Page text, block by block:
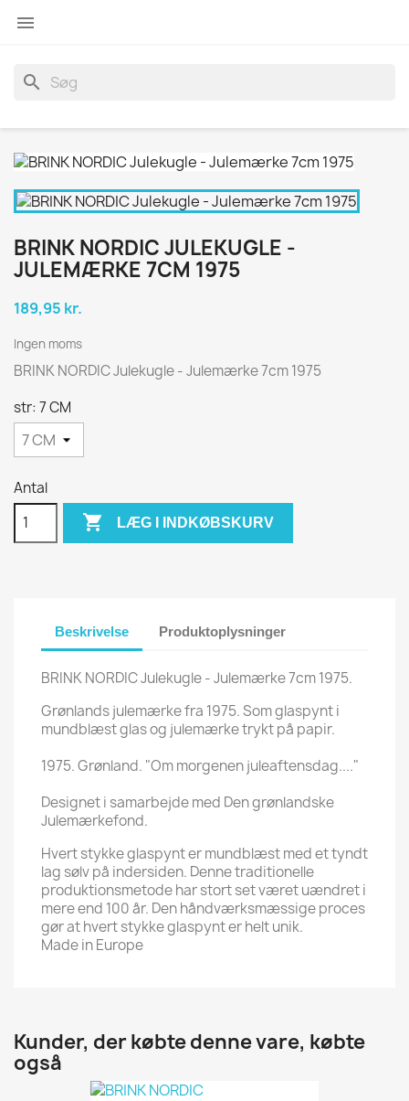

search
BRINK NORDIC JULEKUGLE -
JULEMÆRKE 7CM 1975
189,95 kr.
Ingen moms
BRINK NORDIC Julekugle - Julemærke 7cm 1975
str: 7 CM
Antal
 LÆG I INDKØBSKURV
Beskrivelse Produktoplysninger
BRINK NORDIC Julekugle - Julemærke 7cm 1975.
Grønlands julemærke fra 1975. Som glaspynt i
mundblæst glas og julemærke trykt på papir.
1975. Grønland. "Om morgenen juleaftensdag...."
Designet i samarbejde med Den grønlandske
Julemærkefond.
Hvert stykke glaspynt er mundblæst med et tyndt
lag sølv på indersiden. Denne traditionelle
produktionsmetode har stort set været uændret i
mere end 100 år. Den håndværksmæssige proces
gør at hvert stykke glaspynt er helt unik.
Made in Europe
Kunder, der købte denne vare, købte
også